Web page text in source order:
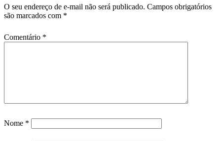
O seu endereço de e-mail não será publicado. Campos obrigatórios
são marcados com *
Comentário *
Nome *